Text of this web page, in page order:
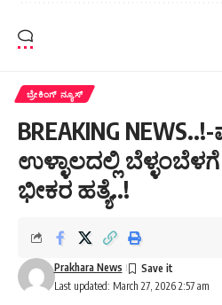
ಬ್ರೇಕಿಂಗ್ ನ್ಯೂಸ್
BREAKING
ಉಳ್ಳಾಲದಲ್ಲಿ
ಭೀಕರ ಹತ್ಯೆ..!
Last updated: March 27, 2026 2:57 am
Prakhara News